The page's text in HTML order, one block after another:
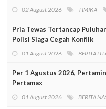
02 August 2026 TIMIKA
Pria Tewas Tertancap
Polisi Siaga Cegah Konflik
01 August 2026 BERITA
Per 1 Agustus 2026,
Pertamax
01 August 2026 BERITA